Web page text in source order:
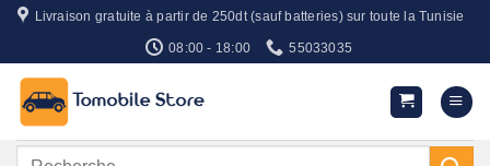
Passer
contenu
Livraison gratuite à partir de 250dt (sauf batteries) sur toute la Tunisie
08:00 - 18:00 55033035
Recherche